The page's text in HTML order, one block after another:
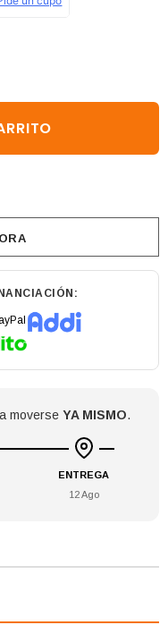
moverse YA MISMO.
ENTREGA
12 Ago